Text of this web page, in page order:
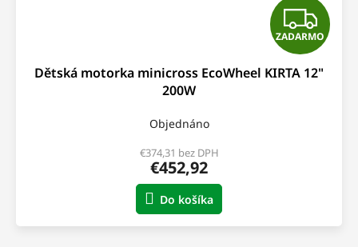
Z
A
D
O
ZADARMO
Dětská motorka minicross EcoWheel KIRTA 12"
200W
Objednáno
€374,31 bez DPH
€452,92
Do košíka